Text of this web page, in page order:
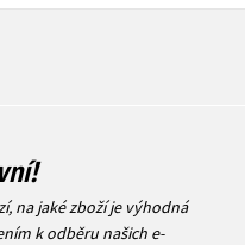
na jaké zboží je výhodná
k odběru našich e-